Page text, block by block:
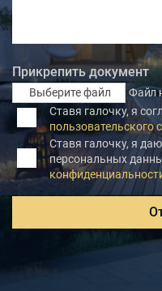
Прикрепить документ
Выберите файл
Файл
Ставя галочку, я
пользовательского
Ставя галочку, я
персональных